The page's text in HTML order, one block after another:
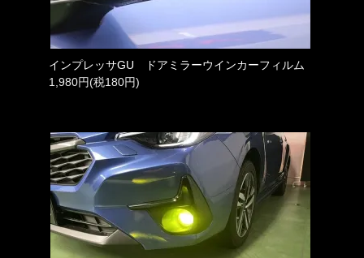
インプレッサGU ドアミラーウインカーフィルム
1,980円(税180円)